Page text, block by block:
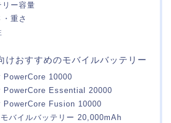
リー容量
重さ
けおすすめのモバイルバッテリー
PowerCore 10000
PowerCore Essential 20000
PowerCore Fusion 10000
バイルバッテリー 20,000mAh